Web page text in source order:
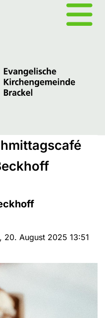
August 2025 13:51